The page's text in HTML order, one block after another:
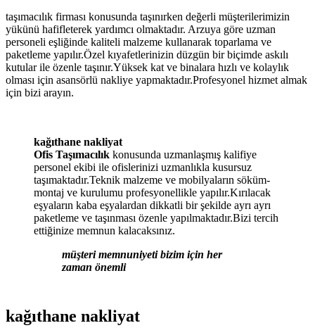
taşımacılık firması konusunda taşınırken değerli müşterilerimizin
yükünü hafifleterek yardımcı olmaktadır. Arzuya göre uzman
personeli eşliğinde kaliteli malzeme kullanarak toparlama ve
paketleme yapılır.Özel kıyafetlerinizin düzgün bir biçimde askılı
kutular ile özenle taşınır.Yüksek kat ve binalara hızlı ve kolaylık
olması için asansörlü nakliye yapmaktadır.Profesyonel hizmet almak
için bizi arayın.
kağıthane nakliyat
Ofis Taşımacılık konusunda uzmanlaşmış kalifiye
personel ekibi ile ofislerinizi uzmanlıkla kusursuz
taşımaktadır.Teknik malzeme ve mobilyaların söküm-
montaj ve kurulumu profesyonellikle yapılır.Kırılacak
eşyaların kaba eşyalardan dikkatli bir şekilde ayrı ayrı
paketleme ve taşınması özenle yapılmaktadır.Bizi tercih
ettiğinize memnun kalacaksınız.
müşteri memnuniyeti bizim için her
zaman önemli
kağıthane nakliyat